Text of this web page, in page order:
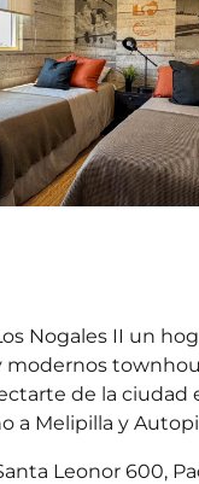
Nogales II un
modernos
de la ciudad
a Melipilla y
Leonor 600,